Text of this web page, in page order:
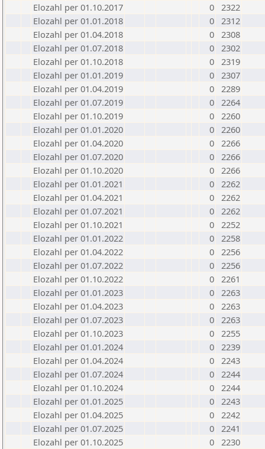
Elozahl per 01.10.2017
0 2322
Elozahl per 01.01.2018
0 2312
Elozahl per 01.04.2018
0 2308
Elozahl per 01.07.2018
0 2302
Elozahl per 01.10.2018
0 2319
Elozahl per 01.01.2019
0 2307
Elozahl per 01.04.2019
0 2289
Elozahl per 01.07.2019
0 2264
Elozahl per 01.10.2019
0 2260
Elozahl per 01.01.2020
0 2260
Elozahl per 01.04.2020
0 2266
Elozahl per 01.07.2020
0 2266
Elozahl per 01.10.2020
0 2266
Elozahl per 01.01.2021
0 2262
Elozahl per 01.04.2021
0 2262
Elozahl per 01.07.2021
0 2262
Elozahl per 01.10.2021
0 2252
Elozahl per 01.01.2022
0 2258
Elozahl per 01.04.2022
0 2256
Elozahl per 01.07.2022
0 2256
Elozahl per 01.10.2022
0 2261
Elozahl per 01.01.2023
0 2263
Elozahl per 01.04.2023
0 2263
Elozahl per 01.07.2023
0 2263
Elozahl per 01.10.2023
0 2255
Elozahl per 01.01.2024
0 2239
Elozahl per 01.04.2024
0 2243
Elozahl per 01.07.2024
0 2244
Elozahl per 01.10.2024
0 2244
Elozahl per 01.01.2025
0 2243
Elozahl per 01.04.2025
0 2242
Elozahl per 01.07.2025
0 2241
Elozahl per 01.10.2025
0 2230